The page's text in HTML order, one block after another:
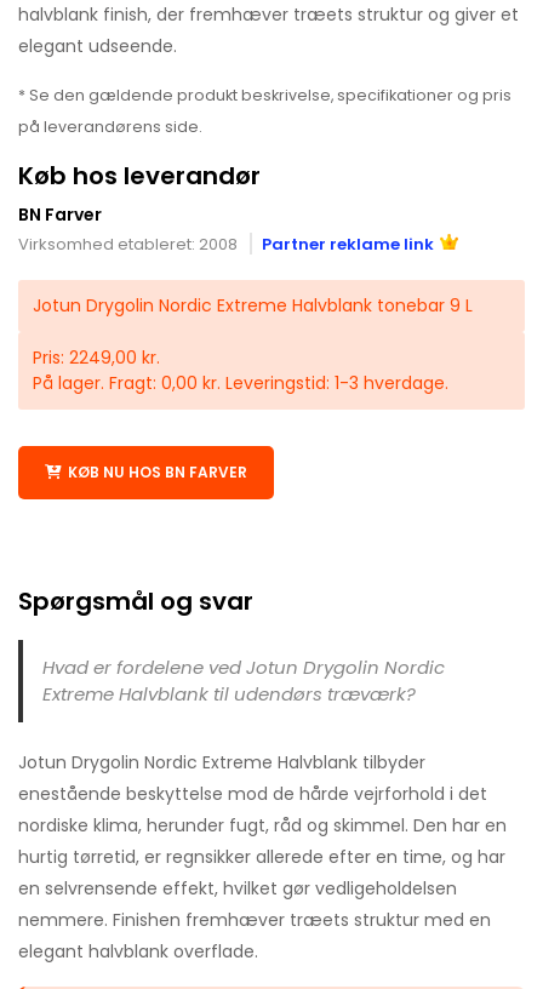
halvblank finish, der fremhæver træets struktur og giver et
elegant udseende.
* Se den gældende produkt beskrivelse, specifikationer og pris
på leverandørens side.
Køb hos leverandør
BN Farver
Virksomhed etableret: 2008 Partner reklame link
Jotun Drygolin Nordic Extreme Halvblank tonebar 9 L
Pris: 2249,00 kr.
På lager. Fragt: 0,00 kr. Leveringstid: 1-3 hverdage.
KØB NU HOS BN FARVER
Spørgsmål og svar
Hvad er fordelene ved Jotun Drygolin Nordic
Extreme Halvblank til udendørs træværk?
Jotun Drygolin Nordic Extreme Halvblank tilbyder
enestående beskyttelse mod de hårde vejrforhold i det
nordiske klima, herunder fugt, råd og skimmel. Den har en
hurtig tørretid, er regnsikker allerede efter en time, og har
en selvrensende effekt, hvilket gør vedligeholdelsen
nemmere. Finishen fremhæver træets struktur med en
elegant halvblank overflade.